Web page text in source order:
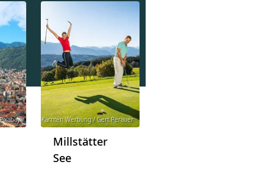
© Kärnten Werbung / Gert Perauer
Millstätter
See